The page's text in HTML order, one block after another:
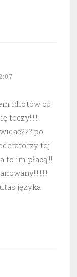
idiotów co
toczy!!!!!!
po
tej
im płacą!!!
języka